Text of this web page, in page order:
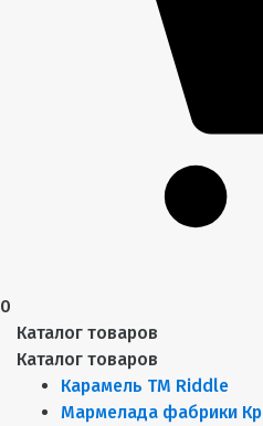
0
Каталог товаров
Каталог товаров
Карамель ТМ Riddle
Мармелада фабрики